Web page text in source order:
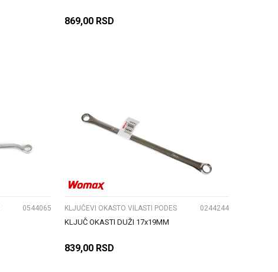
869,00 RSD
0544065
UPOREDI
KLJUČEVI OKASTO VILASTI PODES 0244244
KLJUČ OKASTI DUŽI 17x19MM
839,00 RSD